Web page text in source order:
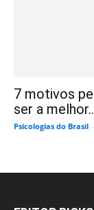
7 motivos
ser a
Psicologias do Brasil -